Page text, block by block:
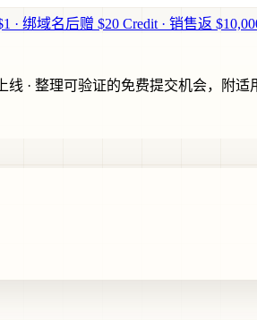
· 绑域名后赠 $20 Credit · 销售返
线 · 整理可验证的免费提交机会，附适